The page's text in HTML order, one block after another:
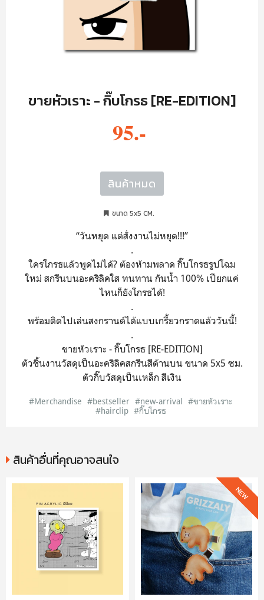
ขายหัวเราะ - กิ๊บโกรธ [RE-EDITION]
95.-
สินค้าหมด
ขนาด 5x5 CM.
“วันหยุด แต่สั่งงานไม่หยุด!!!”
.
ใครโกรธแล้วพูดไม่ได้? ต้องห้ามพลาด กิ๊บโกรธรูปโฉม
ใหม่ สกรีนบนอะคริลิคใส ทนทาน กันน้ำ 100% เปียกแค่
ไหนก็ยังโกรธได้!
.
พร้อมติดไปเล่นสงกรานต์ได้แบบเกรี้ยวกราดแล้ววันนี้!
.
ขายหัวเราะ - กิ๊บโกรธ [RE-EDITION]
ตัวชิ้นงานวัสดุเป็นอะคริลิคสกรีนสีด้านบน ขนาด 5x5 ซม.
ตัวกิ๊บวัสดุเป็นเหล็ก สีเงิน
#Merchandise #bestseller #new-arrival #ขายหัวเราะ
#hairclip #กิ๊บโกรธ
สินค้าอื่นที่คุณอาจสนใจ
NEW